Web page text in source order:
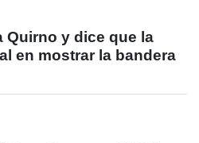
Quirno y dice que la
en mostrar la bandera